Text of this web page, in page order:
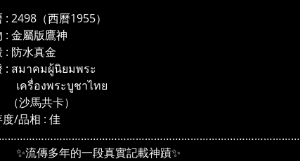
: 2498（西曆1955）
: 金屬版鷹神
: 防水真金
: สมาคมผู้นิยมพระ
องพระบูชาไทย
馬共卡）
度/品相 : 佳
傳多年的一段真實記載神蹟✨